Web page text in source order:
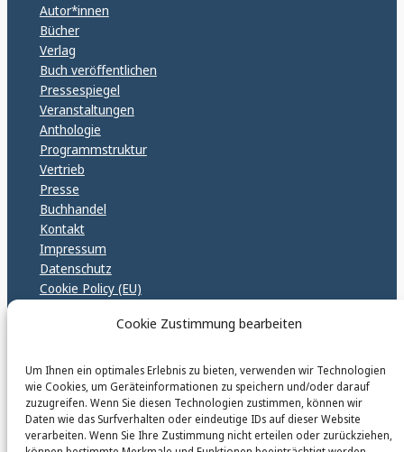
Cookie Zustimmung bearbeiten
Um Ihnen ein optimales Erlebnis zu bieten, verwenden wir Technologien
wie Cookies, um Geräteinformationen zu speichern und/oder darauf
zuzugreifen. Wenn Sie diesen Technologien zustimmen, können wir
Daten wie das Surfverhalten oder eindeutige IDs auf dieser Website
verarbeiten. Wenn Sie Ihre Zustimmung nicht erteilen oder zurückziehen,
Autor*innen
Bücher
Verlag
Buch veröffentlichen
Pressespiegel
Veranstaltungen
Anthologie
Programmstruktur
Vertrieb
Presse
Buchhandel
Kontakt
Impressum
Datenschutz
Cookie Policy (EU)
karinfischerverlag_ac
@karinfischerverlag_ac
Follow